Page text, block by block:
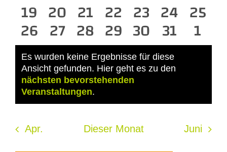
Veranstaltungen
Veranstaltungen
Veranstaltungen
Veranstaltungen
0
Veranstaltungen
19 0
Veranstaltungen
20 0
Veranstaltungen
21 0
Veranstaltungen
22 0
23 0
24 0
25
0
Veranstaltungen
26 0
Veranstaltungen
27 0
Veranstaltungen
28 0
Veranstaltungen
29 0
30 0
31 0
1
Hinweis
Es wurden keine Ergebnisse für diese
Ansicht gefunden. Hier geht es zu den
nächsten bevorstehenden
Veranstaltungen.
Apr. Dieser Monat Juni